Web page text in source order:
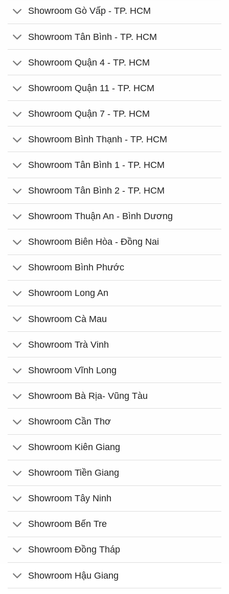
Showroom Gò Vấp - TP. HCM
Showroom Tân Bình - TP. HCM
Showroom Quận 4 - TP. HCM
Showroom Quận 11 - TP. HCM
Showroom Quận 7 - TP. HCM
Showroom Bình Thạnh - TP. HCM
Showroom Tân Bình 1 - TP. HCM
Showroom Tân Bình 2 - TP. HCM
Showroom Thuận An - Bình Dương
Showroom Biên Hòa - Đồng Nai
Showroom Bình Phước
Showroom Long An
Showroom Cà Mau
Showroom Trà Vinh
Showroom Vĩnh Long
Showroom Bà Rịa- Vũng Tàu
Showroom Cần Thơ
Showroom Kiên Giang
Showroom Tiền Giang
Showroom Tây Ninh
Showroom Bến Tre
Showroom Đồng Tháp
Showroom Hậu Giang